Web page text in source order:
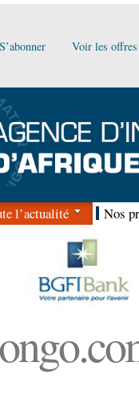
S’abonner Voir les offres
l’actualité Nos